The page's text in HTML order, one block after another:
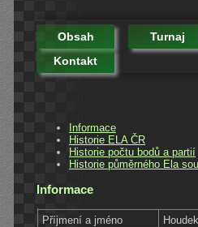
Obsah Turnaj
Kontakt
Informace
Historie ELA ČR
Historie počtu bodů a partií
Historie půměrného Ela
Informace
Příjmení a jméno